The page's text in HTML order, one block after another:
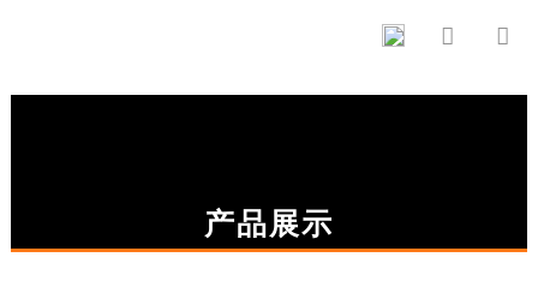
 
产品展示